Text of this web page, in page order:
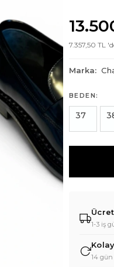
7.357,50 TL
Marka:
BEDEN:
37
1-3 iş
14 gün